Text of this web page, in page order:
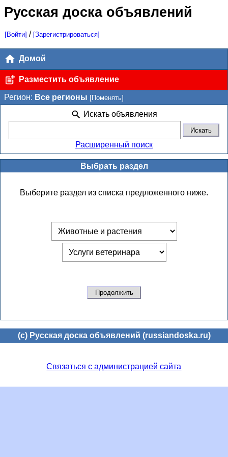
Русская доска объявлений
[Войти] / [Зарегистрироваться]
Домой
Разместить объявление
Регион: Все регионы [Поменять]
Искать объявления
Расширенный поиск
Выбрать раздел
Выберите раздел из списка предложенного ниже.
(c) Русская доска объявлений (russiandoska.ru)
Связаться с администрацией сайта